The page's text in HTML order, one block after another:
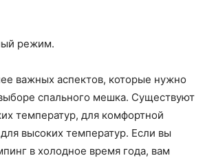
режим.
важных аспектов, которые нужно
спального мешка. Существуют
температур, для комфортной
высоких температур. Если вы
в холодное время года, вам